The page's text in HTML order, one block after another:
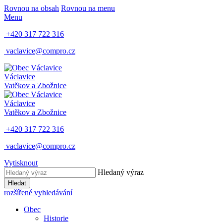
Rovnou na obsah Rovnou na menu
Menu
+420 317 722 316
vaclavice@compro.cz
Václavice
Vatěkov a Zbožnice
Václavice
Vatěkov a Zbožnice
+420 317 722 316
vaclavice@compro.cz
Vytisknout
Hledaný výraz
Hledat
rozšířené vyhledávání
Obec
Historie